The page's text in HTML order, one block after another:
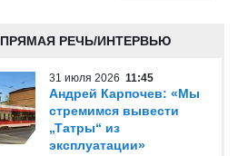
ПРЯМАЯ РЕЧЬ/ИНТЕРВЬЮ
31 июля 2026 11:45
Андрей Карпочев: «Мы
стремимся вывести
„Татры“ из
эксплуатации»